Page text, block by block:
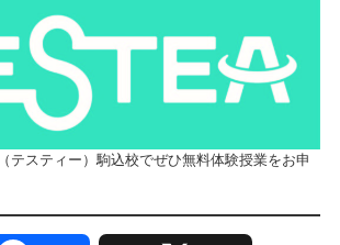
テスティー）駒込校でぜひ無料体験授業をお申